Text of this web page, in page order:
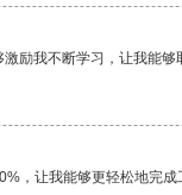
励我不断学习，让我能够
，让我能够更轻松地完